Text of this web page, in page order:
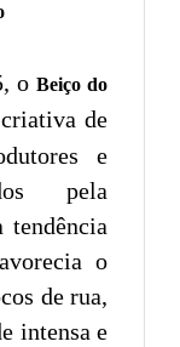
o Beiço do
de
e
pela
tendência
o
de rua,
intensa e